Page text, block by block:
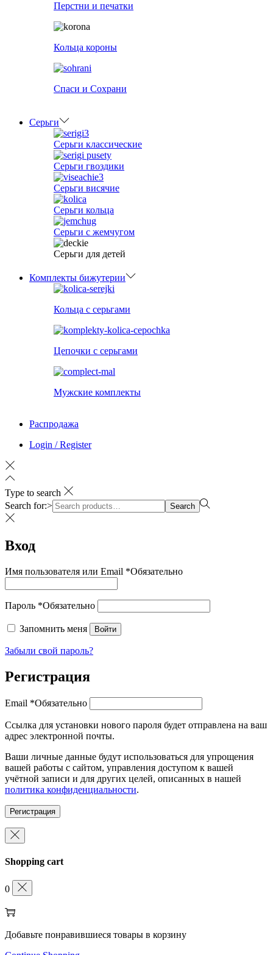
Перстни и печатки
Кольца короны
Спаси и Сохрани
Серьги
Серьги классические
Серьги гвоздики
Серьги висячие
Серьги кольца
Серьги с жемчугом
Серьги для детей
Комплекты бижутерии
Кольца с серьгами
Цепочки с серьгами
Мужские комплекты
Распродажа
Login / Register
Type to search
Search for:>
Search
Вход
Имя пользователя или Email *Обязательно
Пароль *Обязательно
Запомнить меня Войти
Забыли свой пароль?
Регистрация
Email *Обязательно
Ссылка для установки нового пароля будет отправлена ​​на ваш
адрес электронной почты.
Ваши личные данные будут использоваться для упрощения
вашей работы с сайтом, управления доступом к вашей
учётной записи и для других целей, описанных в нашей
политика конфиденциальности.
Регистрация
Shopping cart
0
Добавьте понравившиеся товары в корзину